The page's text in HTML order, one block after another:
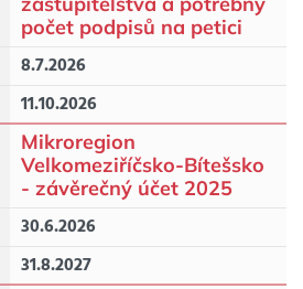
počet podpisů na petici
8.7.2026
11.10.2026
Mikroregion
Velkomeziříčsko-Bítešsko
- závěrečný účet 2025
30.6.2026
31.8.2027